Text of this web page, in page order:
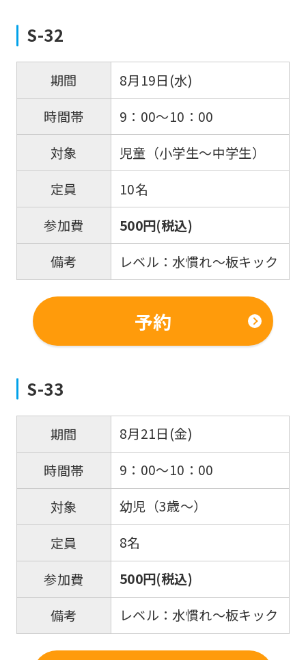
S-32
期間
8月19日(水)
時間帯
9：00～10：00
対象
児童（小学生～中学生）
定員
10名
参加費
500円(税込)
備考
レベル：水慣れ～板キック
予約
S-33
期間
8月21日(金)
時間帯
9：00～10：00
対象
幼児（3歳～）
定員
8名
参加費
500円(税込)
備考
レベル：水慣れ～板キック